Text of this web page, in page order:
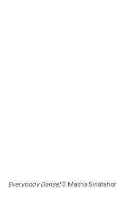
Everybody Danse!© Masha Sviatahor